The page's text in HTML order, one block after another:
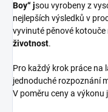
Boy“ jsou vyrobeny z
nejlepších výsledků v
vyvinuté pěnové
životnost.
Pro každý krok práce na
jednoduché rozpoznání
V poměru ceny a výkonu